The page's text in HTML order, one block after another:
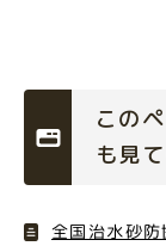
この
も見
全国治水砂